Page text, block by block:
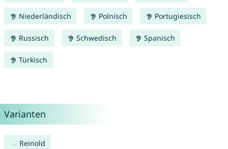
Niederländisch Polnisch Portugiesisch
Russisch Schwedisch Spanisch
Türkisch
Varianten
Reinold